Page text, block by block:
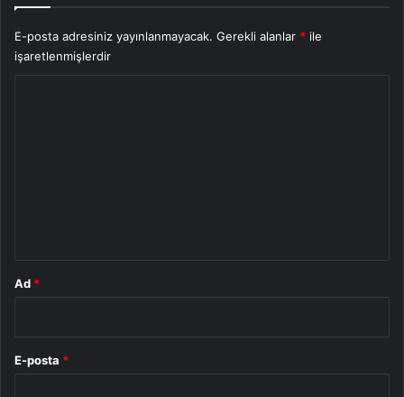
E-posta adresiniz yayınlanmayacak. Gerekli alanlar * ile
işaretlenmişlerdir
Ad *
E-posta *